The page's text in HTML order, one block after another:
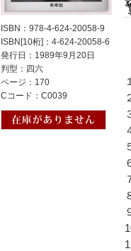
ISBN：978-4-624-20058-9
ISBN[10桁]：4-624-20058-6
発行日：1989年9月20日
判型：四六
ページ：170
Cコード：C0039